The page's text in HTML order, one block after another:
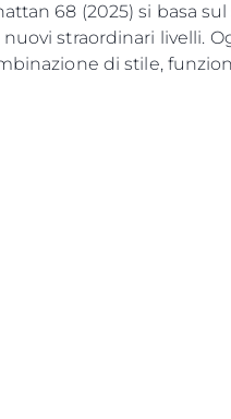
68 (2025) si basa
nuovi straordinari livelli.
di stile,